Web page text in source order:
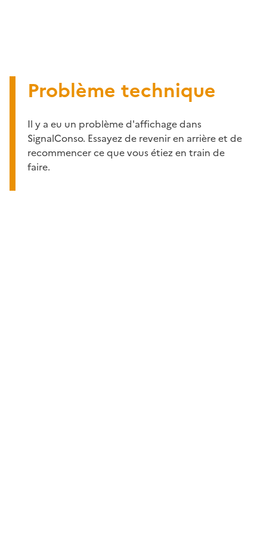
Problème technique
Il y a eu un problème d'affichage dans
SignalConso. Essayez de revenir en arrière et de
recommencer ce que vous étiez en train de
faire.